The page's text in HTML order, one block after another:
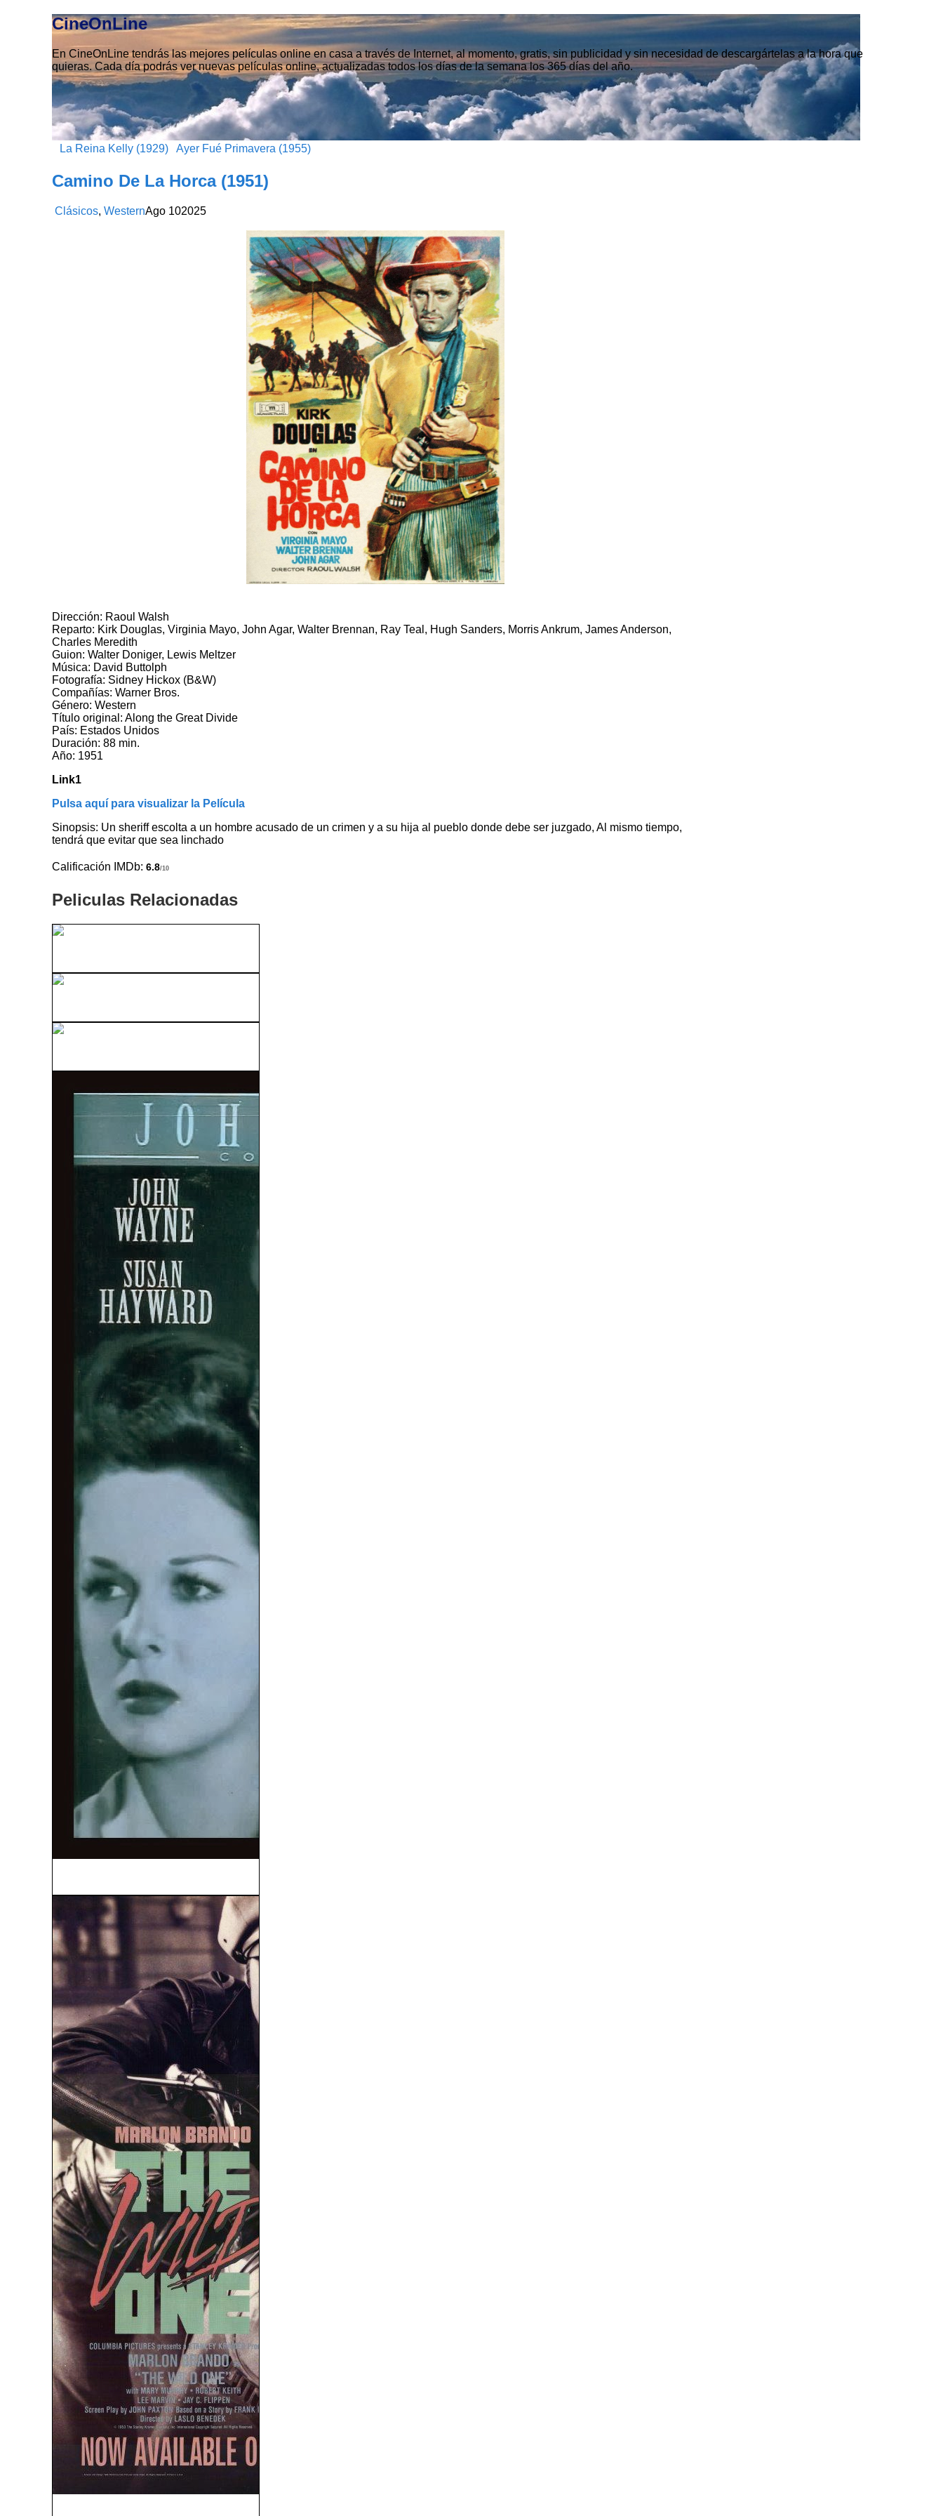
CineOnLine
En CineOnLine tendrás las mejores películas online en casa a través de Internet, al momento, gratis, sin publicidad y sin necesidad de descargártelas a la hora que
quieras. Cada día podrás ver nuevas películas online, actualizadas todos los días de la semana los 365 días del año.
La Reina Kelly (1929) Ayer Fué Primavera (1955)
Camino De La Horca (1951)
Clásicos,WesternAgo 102025
Dirección: Raoul Walsh
Reparto: Kirk Douglas, Virginia Mayo, John Agar, Walter Brennan, Ray Teal, Hugh Sanders, Morris Ankrum, James Anderson,
Charles Meredith
Guion: Walter Doniger, Lewis Meltzer
Música: David Buttolph
Fotografía: Sidney Hickox (B&W)
Compañías: Warner Bros.
Género: Western
Título original: Along the Great Divide
País: Estados Unidos
Duración: 88 min.
Año: 1951
Link1
Pulsa aquí para visualizar la Película
Sinopsis: Un sheriff escolta a un hombre acusado de un crimen y a su hija al pueblo donde debe ser juzgado, Al mismo tiempo,
tendrá que evitar que sea linchado
Calificación IMDb:6.8/10
Peliculas Relacionadas